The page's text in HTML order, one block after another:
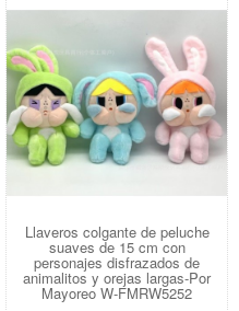
Llaveros colgante de peluche
suaves de 15 cm con
personajes disfrazados de
animalitos y orejas largas-Por
Mayoreo W-FMRW5252